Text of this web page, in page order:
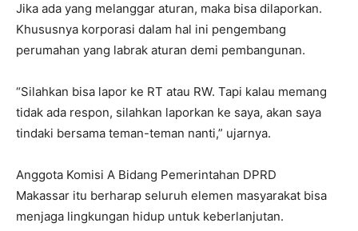
Jika ada yang melanggar aturan, maka bisa dilaporkan.
Khususnya korporasi dalam hal ini pengembang
perumahan yang labrak aturan demi pembangunan.
“Silahkan bisa lapor ke RT atau RW. Tapi kalau memang
tidak ada respon, silahkan laporkan ke saya, akan saya
tindaki bersama teman-teman nanti,” ujarnya.
Anggota Komisi A Bidang Pemerintahan DPRD
Makassar itu berharap seluruh elemen masyarakat bisa
menjaga lingkungan hidup untuk keberlanjutan.